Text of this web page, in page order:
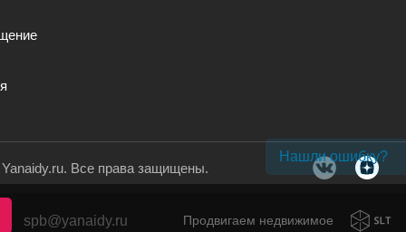
Нашли ошибку?
Yanaidy.ru. Все права защищены.
spb@yanaidy.ru Продвигаем недвижимое